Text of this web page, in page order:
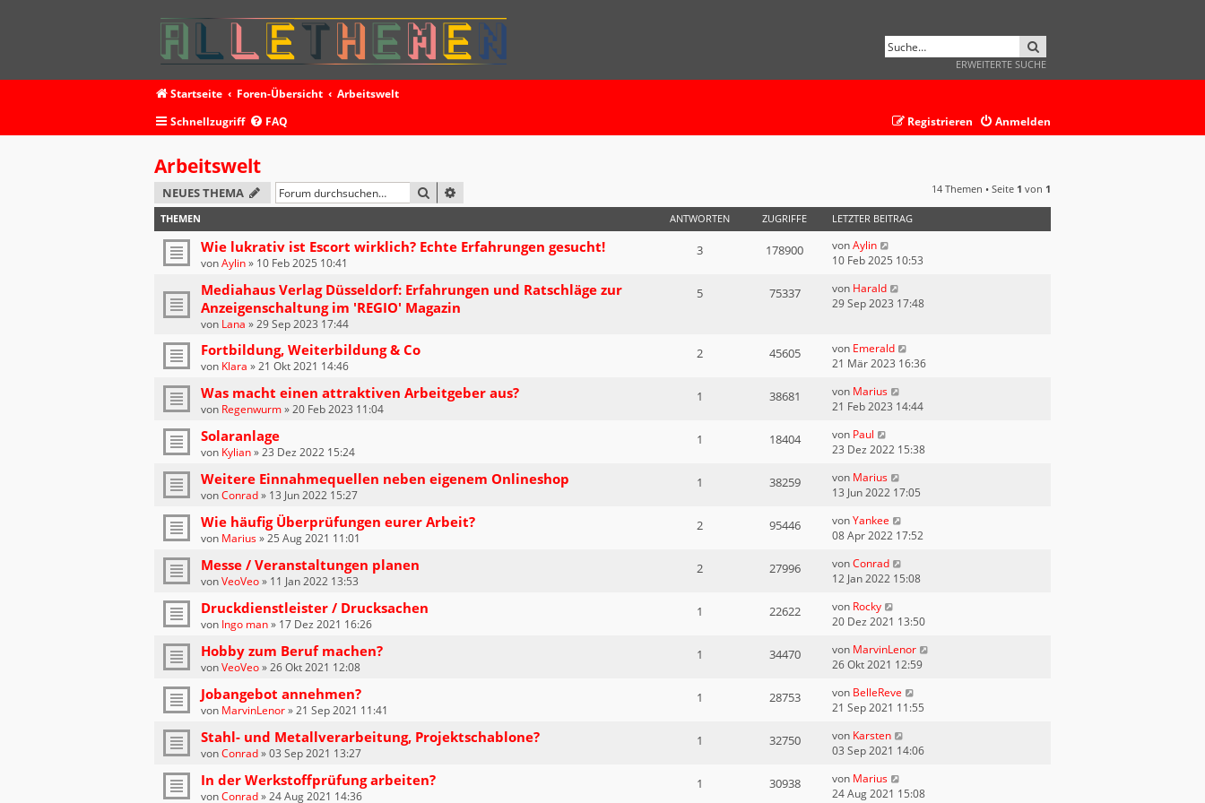
ERWEITERTE SUCHE
Startseite Foren-Übersicht
Arbeitswelt
Schnellzugriff
FAQ Anmelden
Registrieren
Arbeitswelt
NEUES THEMA SUCHE 14 Themen • Seite 1 von 1
THEMEN ANTWORTEN ZUGRIFFE LETZTER BEITRAG
Wie lukrativ ist Escort wirklich? Echte Erfahrungen gesucht!
vonAylin» 10 Feb 2025 10:41
3 178900 vonAylin
10 Feb 2025 10:53
Mediahaus Verlag Düsseldorf: Erfahrungen und Ratschläge zur
Anzeigenschaltung im 'REGIO' Magazin
von Lana »29 Sep 2023 17:44
5 75337 von Harald
29 Sep 2023 17:48
Fortbildung, Weiterbildung & Co
von Klara »21 Okt 2021 14:46
2 45605 von Emerald
21 Mär 2023 16:36
Was macht einen attraktiven Arbeitgeber aus?
von Regenwurm»20 Feb 2023 11:04
1 38681 von Marius
21 Feb 2023 14:44
Solaranlage
von Kylian»23 Dez 2022 15:24
1 18404 von Paul
23 Dez 2022 15:38
Weitere Einnahmequellen neben eigenem Onlineshop
vonConrad» 13 Jun 2022 15:27
1 38259 von Marius
13 Jun 2022 17:05
Wie häufig Überprüfungen eurer Arbeit?
von Marius»25 Aug 2021 11:01
2 95446 vonYankee
08 Apr 2022 17:52
Messe / Veranstaltungen planen
vonVeoVeo» 11 Jan 2022 13:53
2 27996 vonConrad
12 Jan 2022 15:08
Druckdienstleister / Drucksachen
von Ingo man» 17 Dez 2021 16:26
1 22622 von Rocky
20 Dez 2021 13:50
Hobby zum Beruf machen?
vonVeoVeo»26 Okt 2021 12:08
1 34470 von MarvinLenor
26 Okt 2021 12:59
Jobangebot annehmen?
von MarvinLenor»21 Sep 2021 11:41
1 28753 von BelleReve
21 Sep 2021 11:55
Stahl- und Metallverarbeitung, Projektschablone?
vonConrad»03 Sep 2021 13:27
1 32750 von Karsten
03 Sep 2021 14:06
In der Werkstoffprüfung arbeiten?
vonConrad»24 Aug 2021 14:36
1 30938 von Marius
24 Aug 2021 15:08